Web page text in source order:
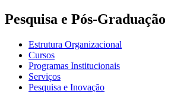
Pesquisa e Pós-Graduação
Estrutura Organizacional
Cursos
Programas Institucionais
Serviços
Pesquisa e Inovação